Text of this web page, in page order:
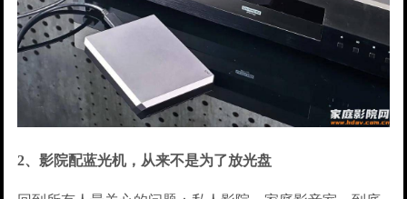
2、影院配蓝光机，从来不是为了放光盘